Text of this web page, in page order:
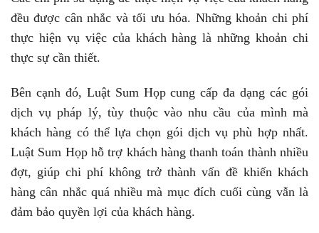
đều được cân nhắc và tối ưu hóa. Những khoản chi phí
thực hiện vụ việc của khách hàng là những khoản chi
thực sự cần thiết.
Bên cạnh đó, Luật Sum Họp cung cấp đa dạng các gói
dịch vụ pháp lý, tùy thuộc vào nhu cầu của mình mà
khách hàng có thể lựa chọn gói dịch vụ phù hợp nhất.
Luật Sum Họp hỗ trợ khách hàng thanh toán thành nhiều
đợt, giúp chi phí không trở thành vấn đề khiến khách
hàng cân nhắc quá nhiều mà mục đích cuối cùng vẫn là
đảm bảo quyền lợi của khách hàng.